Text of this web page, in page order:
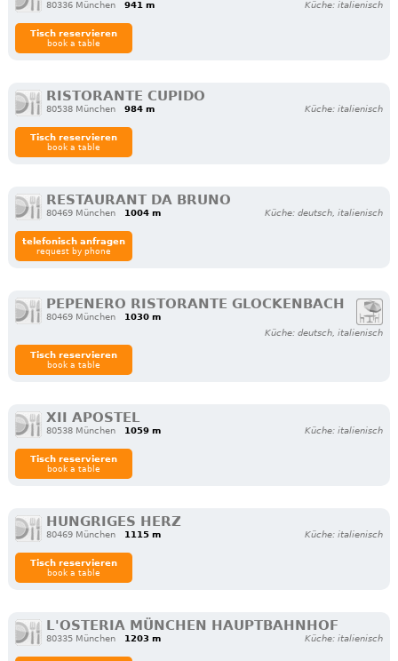
80336 München 941 m Küche: italienisch
Tisch reservieren
book a table
RISTORANTE CUPIDO
80538 München 984 m Küche: italienisch
Tisch reservieren
book a table
RESTAURANT DA BRUNO
80469 München 1004 m Küche: deutsch, italienisch
telefonisch anfragen
request by phone
PEPENERO RISTORANTE GLOCKENBACH
80469 München
1030 m
Küche: deutsch, italienisch
Tisch reservieren
book a table
XII APOSTEL
80538 München 1059 m Küche: italienisch
Tisch reservieren
book a table
HUNGRIGES HERZ
80469 München 1115 m Küche: italienisch
Tisch reservieren
book a table
L'OSTERIA MÜNCHEN HAUPTBAHNHOF
80335 München 1203 m Küche: italienisch